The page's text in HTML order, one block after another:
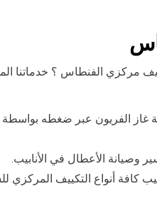
مركزي الفنطاس ؟ خدماتنا
الفريون عبر ضغطه بواسطة
الأعطال في الأنابيب.
أنواع التكييف المركزي